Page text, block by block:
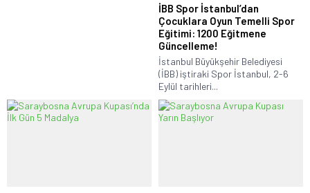
İBB Spor İstanbul’dan
Çocuklara Oyun Temelli Spor
Eğitimi: 1200 Eğitmene
Güncelleme!
İstanbul Büyükşehir Belediyesi
(İBB) iştiraki Spor İstanbul, 2-6
Eylül tarihleri...